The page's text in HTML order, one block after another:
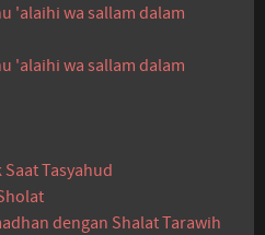
'alaihi wa sallam dalam
'alaihi wa sallam dalam
Tasyahud
dengan Shalat Tarawih